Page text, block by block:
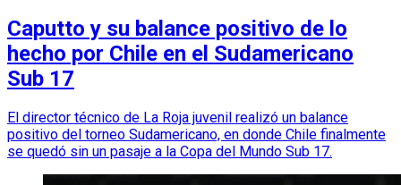
Caputto y su balance positivo de lo
hecho por Chile en el Sudamericano
Sub 17
El director técnico de La Roja juvenil realizó un balance
positivo del torneo Sudamericano, en donde Chile finalmente
se quedó sin un pasaje a la Copa del Mundo Sub 17.